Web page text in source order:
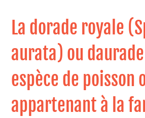
La dorade royale
aurata) ou
espèce de poisson
appartenant à la